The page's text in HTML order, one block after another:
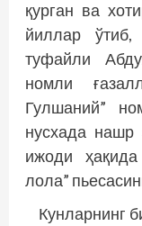
қурган ва
йиллар ўтиб,
туфайли
номли
Гулшаний”
нусхада нашр
ижоди
лола”
Кунларнинг